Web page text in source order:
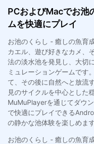
PCおよびMacでお池
ムを快適にプレイ
お池のくらし - 癒しの魚育
カエル、遊び好きなカメ、
法の淡水池を発見し、大切
ミュレーションゲームです
て、その後に自然へと放流
見のサイクルを中心とした
MuMuPlayerを通じてダウ
で快適にプレイできる
の静かな池体験を楽しめます
お池のくらし - 癒しの魚育